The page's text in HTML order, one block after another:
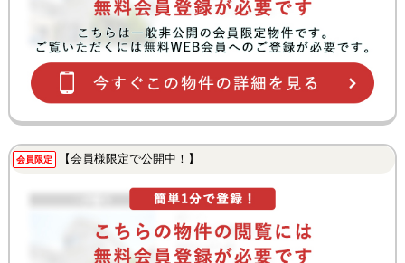
会員限定 【会員様限定で公開中！】